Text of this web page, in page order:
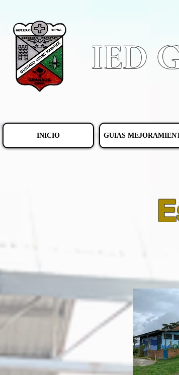
IED
INICIO GUIAS